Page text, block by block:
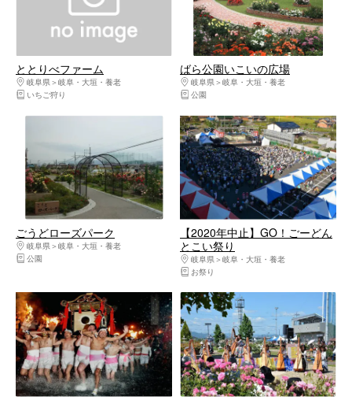
ととりべファーム
岐阜県
岐阜・大垣・養老
いちご狩り
ばら公園いこいの広場
岐阜県
岐阜・大垣・養老
公園
ごうどローズパーク
岐阜県
岐阜・大垣・養老
公園
【2020年中止】GO！ごーどん
とこい祭り
岐阜県
岐阜・大垣・養老
お祭り